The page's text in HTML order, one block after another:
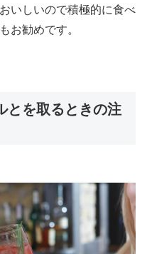
いしいので積極的に食べ
お勧めです。
とを取るときの注